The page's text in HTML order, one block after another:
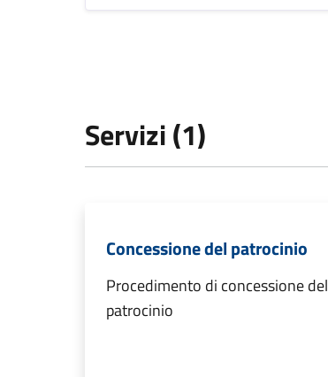
Servizi (1)
Concessione del patrocinio
Procedimento di concessione del
patrocinio